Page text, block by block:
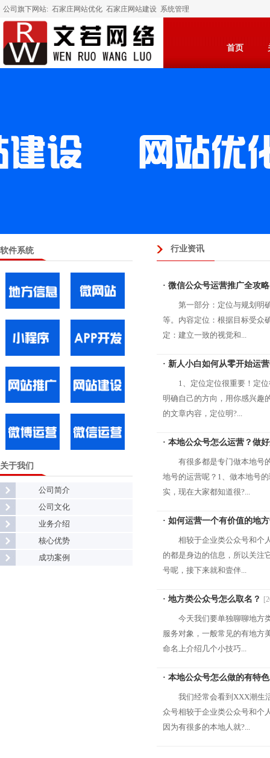
公司旗下网站: 石家庄网站优化 石家庄网站建设 系统管理
首页
软件系统
关于我们
公司简介
公司文化
业务介绍
核心优势
成功案例
行业资讯
· 微信公众号运营推广全攻
第一部分：定位与规划明
等。内容定位：根据目标受众
定：建立一致的视觉和...
· 新人小白如何从零开始运
1、定位定位很重要！定
明确自己的方向，用你感兴趣
的文章内容，定位明?...
· 本地公众号怎么运营？做
有很多都是专门做本地号
地号的运营呢？1、做本地号
实，现在大家都知道很?...
· 如何运营一个有价值的地
相较于企业类公众号和个
的都是身边的信息，所以关注
号呢，接下来就和壹伴...
· 地方类公众号怎么取名？
今天我们要单独聊聊地方
服务对象，一般常见的有地方
命名上介绍几个小技巧...
· 本地公众号怎么做的有特
我们经常会看到XXX潮生
众号相较于企业类公众号和个
因为有很多的本地人就?...